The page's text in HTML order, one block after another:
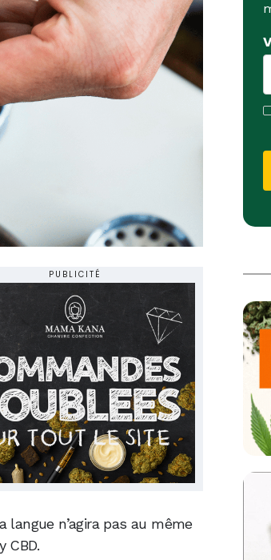
PUBLICITÉ
n’agira pas au même
CBD.